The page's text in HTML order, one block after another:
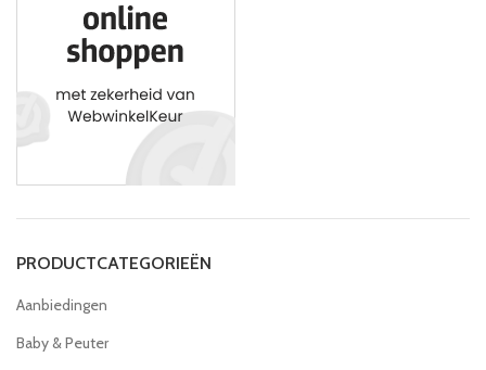
PRODUCTCATEGORIEËN
Aanbiedingen
Baby & Peuter